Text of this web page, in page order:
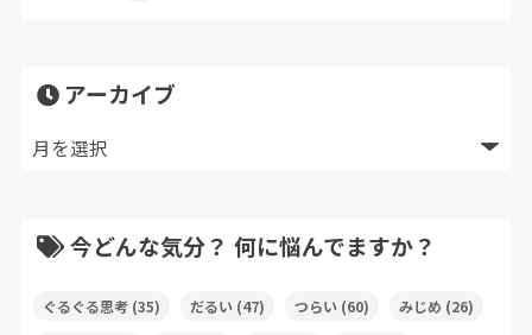
アーカイブ
今どんな気分？ 何に悩んでますか？
ぐるぐる思考(35) だるい(47) つらい(60) みじめ (26)